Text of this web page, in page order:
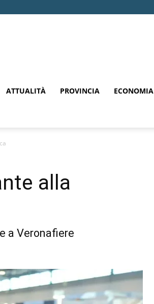
ATTUALITÀ PROVINCIA ECONOMIA
alla
a Veronafiere